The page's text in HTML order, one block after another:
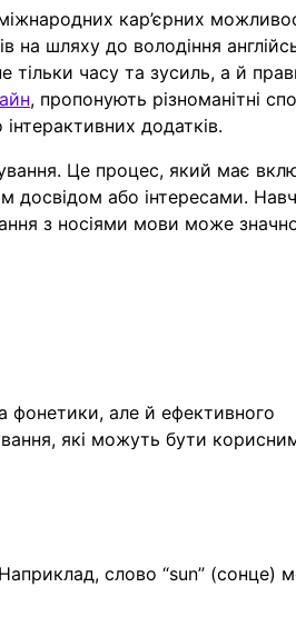
міжнародних кар’єрних
на шляху до володіння
тільки часу та зусиль, а й
, пропонують різноманітні
додатків.
Це процес, який має
досвідом або інтересами.
з носіями мови може
фонетики, але й ефективного
які можуть бути
слово “sun” (сонце)